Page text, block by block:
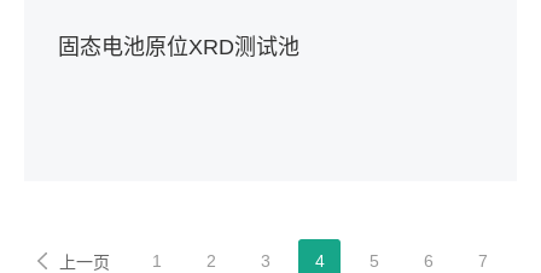
固态电池原位XRD测试池
上一页 1 2 3 4 5 6 7